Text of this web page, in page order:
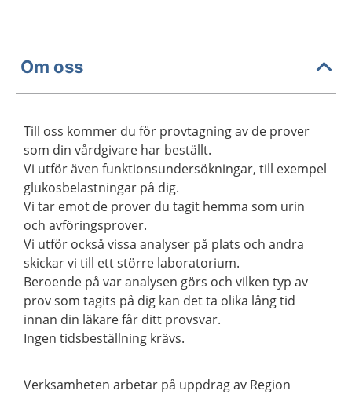
Om oss
Till oss kommer du för provtagning av de prover
som din vårdgivare har beställt.
Vi utför även funktionsundersökningar, till exempel
glukosbelastningar på dig.
Vi tar emot de prover du tagit hemma som urin
och avföringsprover.
Vi utför också vissa analyser på plats och andra
skickar vi till ett större laboratorium.
Beroende på var analysen görs och vilken typ av
prov som tagits på dig kan det ta olika lång tid
innan din läkare får ditt provsvar.
Ingen tidsbeställning krävs.
Verksamheten arbetar på uppdrag av Region